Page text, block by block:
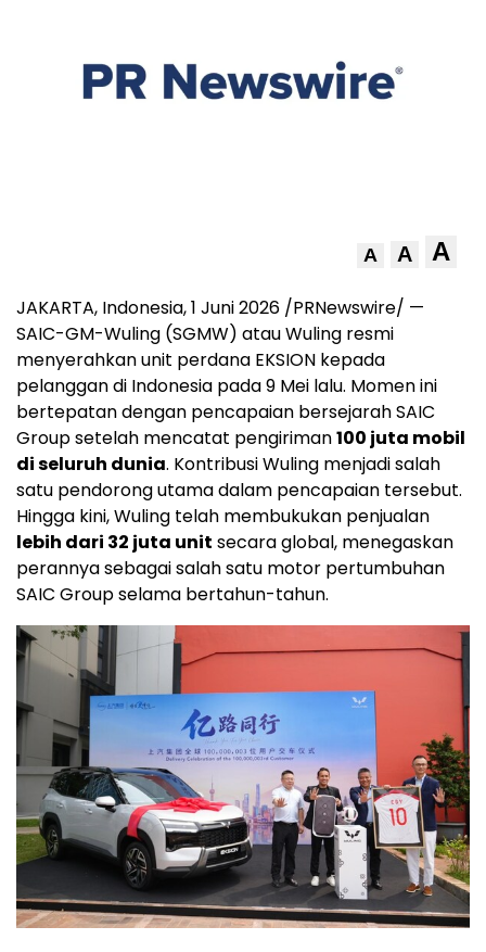
A A A
JAKARTA, Indonesia, 1 Juni 2026 /PRNewswire/ —
SAIC-GM-Wuling (SGMW) atau Wuling resmi
menyerahkan unit perdana EKSION kepada
pelanggan di Indonesia pada 9 Mei lalu. Momen ini
bertepatan dengan pencapaian bersejarah SAIC
Group setelah mencatat pengiriman100 juta mobil
di seluruh dunia. Kontribusi Wuling menjadi salah
satu pendorong utama dalam pencapaian tersebut.
Hingga kini, Wuling telah membukukan penjualan
lebih dari 32 juta unit secara global, menegaskan
perannya sebagai salah satu motor pertumbuhan
SAIC Group selama bertahun-tahun.